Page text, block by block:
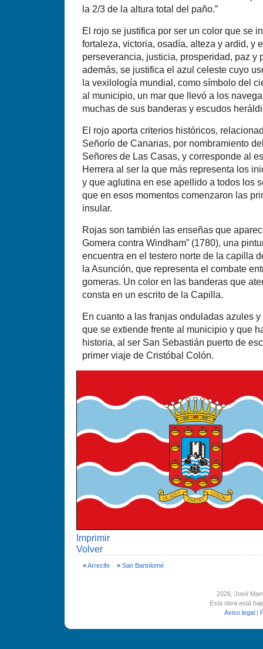
la 2/3 de la altura total del paño.”
El rojo se justifica por ser un color que se
fortaleza, victoria, osadía, alteza y ardid, y
perseverancia, justicia, prosperidad, paz y
además, se justifica el azul celeste cuyo
la vexilología mundial, como símbolo del
al municipio, un mar que llevó a los
muchas de sus banderas y escudos
El rojo aporta criterios históricos,
Señorío de Canarias, por nombramiento
Señores de Las Casas, y corresponde al
Herrera al ser la que más representa los
y que aglutina en ese apellido a todos los
que en esos momentos comenzaron las
insular.
Rojas son también las enseñas que
Gomera contra Windham” (1780), una
encuentra en el testero norte de la capilla
la Asunción, que representa el combate
gomeras. Un color en las banderas que
consta en un escrito de la Capilla.
En cuanto a las franjas onduladas azules
que se extiende frente al municipio y que
historia, al ser San Sebastián puerto de
primer viaje de Cristóbal Colón.
Imprimir
Volver
«Arrecife» San Bartolomé
2026, José
Esta obra está
Aviso legal |